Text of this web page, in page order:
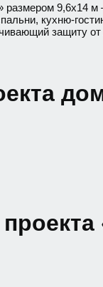
размером 9,6х14
кухню-
защиту